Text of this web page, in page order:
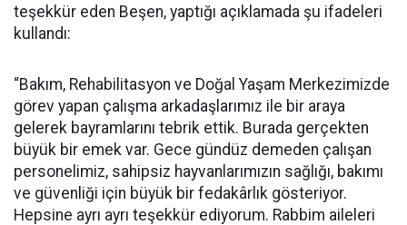
teşekkür eden Beşen, yaptığı açıklamada şu ifadeleri
kullandı:
“Bakım, Rehabilitasyon ve Doğal Yaşam Merkezimizde
görev yapan çalışma arkadaşlarımız ile bir araya
gelerek bayramlarını tebrik ettik. Burada gerçekten
büyük bir emek var. Gece gündüz demeden çalışan
personelimiz, sahipsiz hayvanlarımızın sağlığı, bakımı
ve güvenliği için büyük bir fedakârlık gösteriyor.
Hepsine ayrı ayrı teşekkür ediyorum. Rabbim aileleri